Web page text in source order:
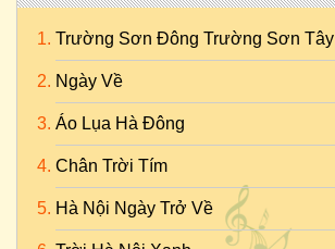
Trường Sơn Đông Trường Sơn Tây
Ngày Về
Áo Lụa Hà Đông
Chân Trời Tím
Hà Nội Ngày Trở Về